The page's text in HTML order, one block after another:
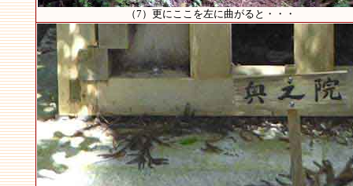
（7）更にここを左に曲がると・・・